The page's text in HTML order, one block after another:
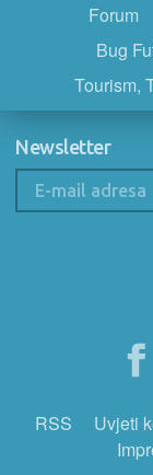
Forum
Bug
Tourism,
Newsletter
RSS Uvjeti